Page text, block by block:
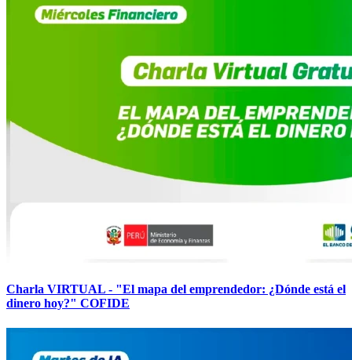
Charla VIRTUAL - "El mapa del emprendedor: ¿Dónde está el
dinero hoy?" COFIDE